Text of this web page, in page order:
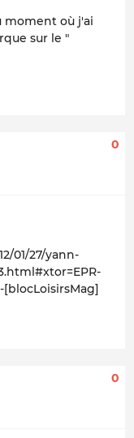
moment où j'ai
sur le "
0
01/27/yann-
[blocLoisirsMag]
0